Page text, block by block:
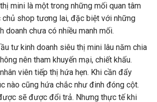
mini là một trong những mối quan tâm
chủ shop tương lai, đặc biệt với những
doanh chưa có nhiều manh mối.
tư kinh doanh siêu thị mini lâu năm chia
nên tham khuyến mại, chiết khấu.
viên tiếp thị hứa hẹn. Khi cần đẩy
nào cũng hứa chắc như đinh đóng cột.
sẽ được đổi trả. Nhưng thực tế khi